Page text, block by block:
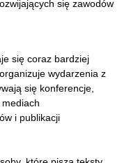
się zawodów
się coraz bardziej
wydarzenia z
się konferencje,
i publikacji